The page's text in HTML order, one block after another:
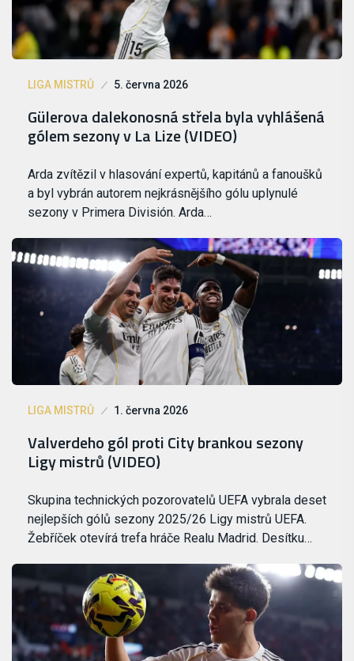
LIGA MISTRŮ 5. června 2026
Gülerova dalekonosná střela byla vyhlášená
gólem sezony v La Lize (VIDEO)
Arda zvítězil v hlasování expertů, kapitánů a fanoušků
a byl vybrán autorem nejkrásnějšího gólu uplynulé
sezony v Primera División. Arda…
LIGA MISTRŮ 1. června 2026
Valverdeho gól proti City brankou sezony
Ligy mistrů (VIDEO)
Skupina technických pozorovatelů UEFA vybrala deset
nejlepších gólů sezony 2025/26 Ligy mistrů UEFA.
Žebříček otevírá trefa hráče Realu Madrid. Desítku…